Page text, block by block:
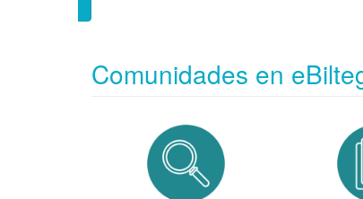
Comunidades en